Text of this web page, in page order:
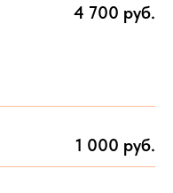
4 700 руб.
1 000 руб.